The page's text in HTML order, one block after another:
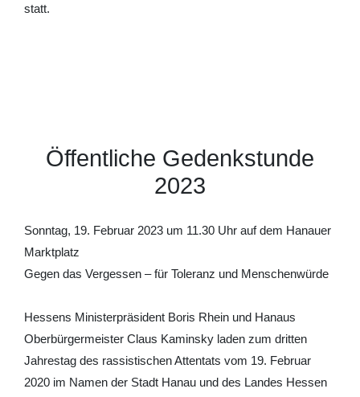
statt.
Öffentliche Gedenkstunde
2023
Sonntag, 19. Februar 2023 um 11.30 Uhr auf dem Hanauer
Marktplatz
Gegen das Vergessen – für Toleranz und Menschenwürde
Hessens Ministerpräsident Boris Rhein und Hanaus
Oberbürgermeister Claus Kaminsky laden zum dritten
Jahrestag des rassistischen Attentats vom 19. Februar
2020 im Namen der Stadt Hanau und des Landes Hessen